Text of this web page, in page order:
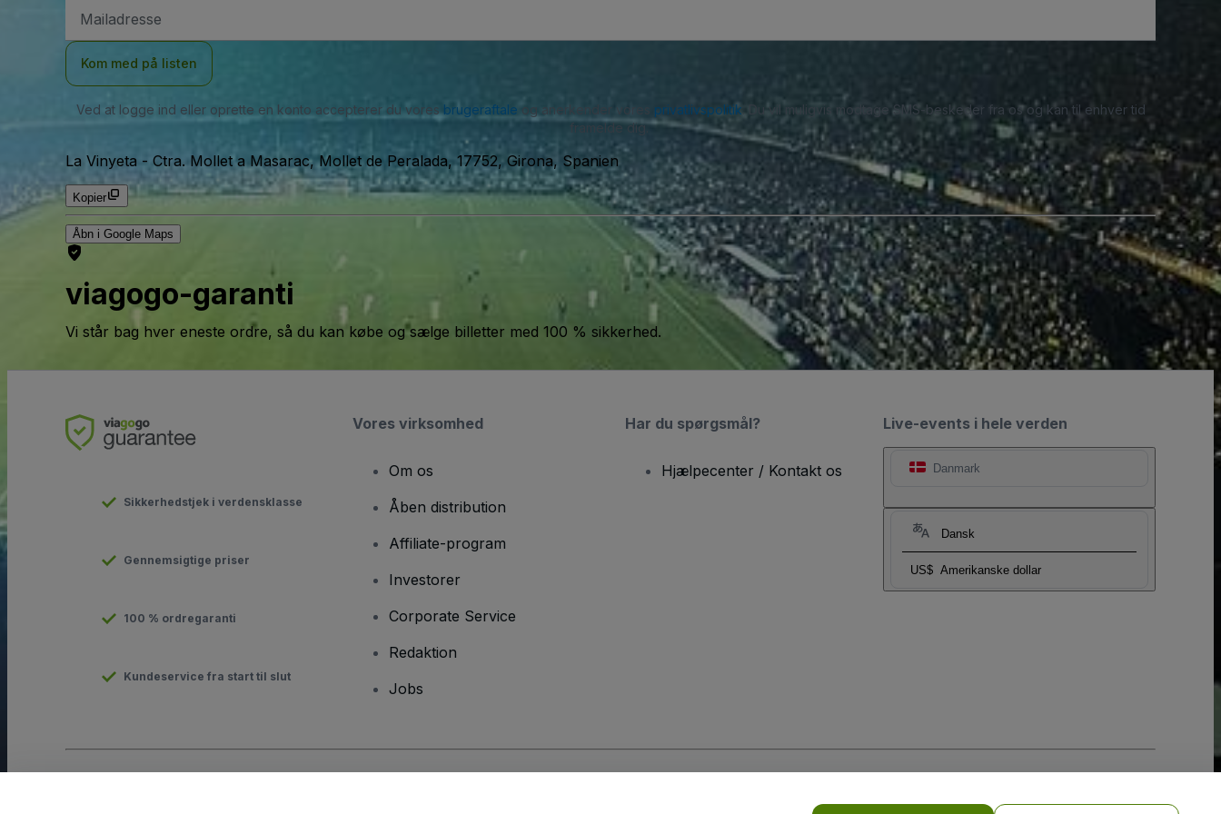
adresse
Kom med på listen
Ved at logge ind eller oprette en konto accepterer du vores brugeraftale og anerkender vores privatlivspolitik . Du vil muligvis modtage SMS-beskeder fra os og kan til enhver tid
framelde dig.
La Vinyeta - Ctra. Mollet a Masarac, Mollet de Peralada, 17752, Girona, Spanien
Kopier
Åbn i Google Maps
viagogo-garanti
Vi står bag hver eneste ordre, så du kan købe og sælge billetter med 100 % sikkerhed.
Live-events i hele verden
Danmark
Dansk
US$ Amerikanske dollar
Sikkerhedstjek i verdensklasse
Gennemsigtige priser
100 % ordregaranti
Kundeservice fra start til slut
Vores virksomhed
Om os
Åben distribution
Affiliate-program
Investorer
Corporate Service
Redaktion
Jobs
Har du spørgsmål?
Hjælpecenter / Kontakt os